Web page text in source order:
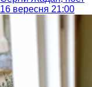
16 вересня 21:00